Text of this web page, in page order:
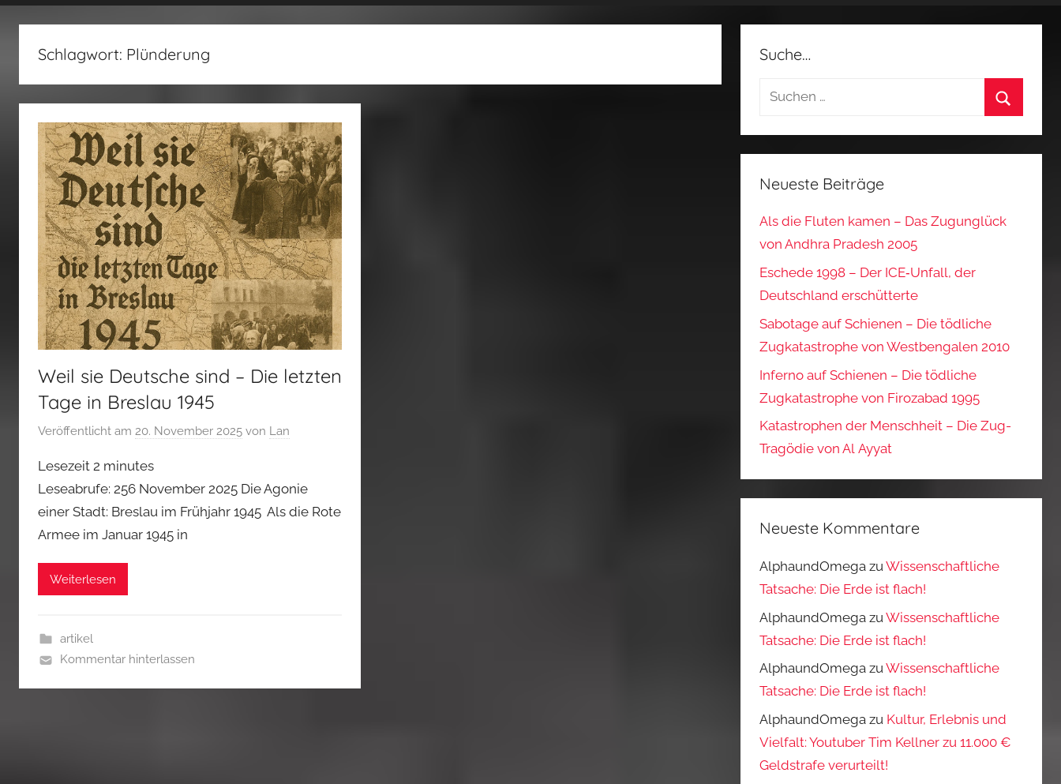
fertig…!
Schlagwort: Plünderung
Weil sie Deutsche sind – Die letzten
Tage in Breslau 1945
Veröffentlicht am 20. November 2025 von Lan
Lesezeit 2 minutes
Leseabrufe: 256 November 2025 Die Agonie
einer Stadt: Breslau im Frühjahr 1945 Als die Rote
Armee im Januar 1945 in
Weiterlesen
artikel
Kommentar hinterlassen
Suche…
Suchen
Neueste Beiträge
Als die Fluten kamen – Das Zugunglück
von Andhra Pradesh 2005
Eschede 1998 – Der ICE‑Unfall, der
Deutschland erschütterte
Sabotage auf Schienen – Die tödliche
Zugkatastrophe von Westbengalen 2010
Inferno auf Schienen – Die tödliche
Zugkatastrophe von Firozabad 1995
Katastrophen der Menschheit – Die Zug-
Tragödie von Al Ayyat
Neueste Kommentare
AlphaundOmega zuWissenschaftliche
Tatsache: Die Erde ist flach!
AlphaundOmega zuWissenschaftliche
Tatsache: Die Erde ist flach!
AlphaundOmega zuWissenschaftliche
Tatsache: Die Erde ist flach!
AlphaundOmega zu Kultur, Erlebnis und
Vielfalt: Youtuber Tim Kellner zu 11.000 €
Geldstrafe verurteilt!